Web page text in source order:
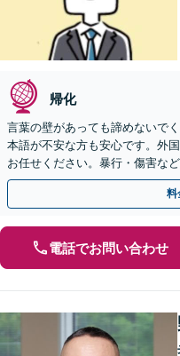
帰化
言葉の壁があっても諦めないで
本語が不安な方も安心です。外
お任せください。暴行・傷害な
【事前予約で休日・夜間面談可】
料
電話でお問い合わせ